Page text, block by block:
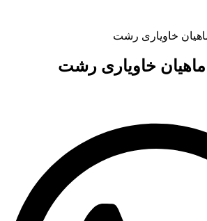
خاویاری رشت
ماهیان خاویاری رشت